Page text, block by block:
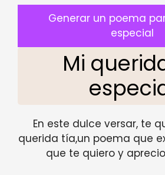
Generar un poema
especial
Mi
En este dulce versar, te
querida tía,un poema que
que te quiero y